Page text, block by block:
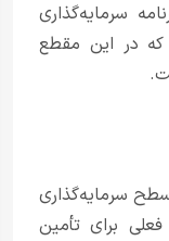
سرمایه‌گذاری
در این مقطع
سرمایه‌گذاری
برای تأمین